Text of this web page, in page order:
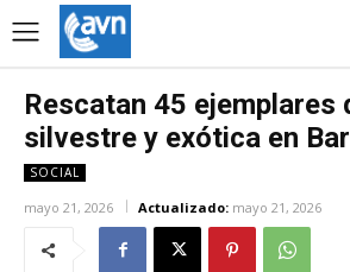
Rescatan 45 ejemplares
silvestre y exótica en
SOCIAL
mayo 21, 2026 Actualizado: mayo 21, 2026